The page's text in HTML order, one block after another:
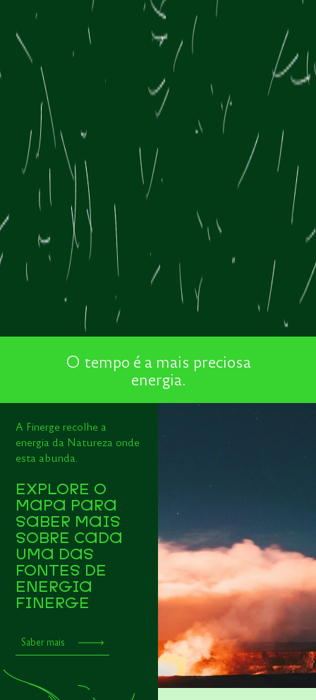
O tempo é a mais preciosa
energia.
A Finerge recolhe a
energia da Natureza onde
esta abunda.
EXPLORE O
MAPA PARA
SABER MAIS
SOBRE CADA
UMA DAS
FONTES DE
ENERGIA
FINERGE
Saber mais